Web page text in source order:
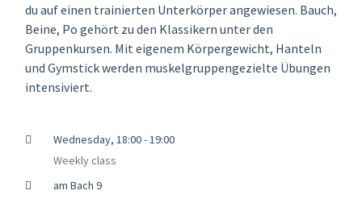
du auf einen trainierten Unterkörper angewiesen. Bauch,
Beine, Po gehört zu den Klassikern unter den
Gruppenkursen. Mit eigenem Körpergewicht, Hanteln
und Gymstick werden muskelgruppengezielte Übungen
intensiviert.
Wednesday, 18:00 - 19:00
Weekly class
am Bach 9